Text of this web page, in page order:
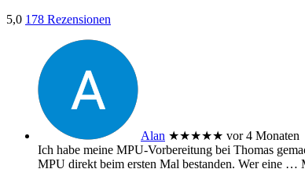
5,0 178 Rezensionen
Alan ★★★★★ vor 4 Monaten
Ich habe meine MPU‑Vorbereitung bei Thomas
MPU direkt beim ersten Mal bestanden. Wer eine …